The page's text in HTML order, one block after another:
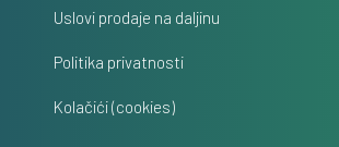
Uslovi prodaje na daljinu
Politika privatnosti
Kolačići (cookies)